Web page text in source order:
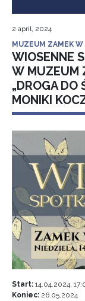
2 april, 2024
MUZEUM ZAMEK W
WIOSENNE
W MUZEUM
„DROGA DO
MONIKI
Start: 14.04.2024,
Koniec: 26.05.2024